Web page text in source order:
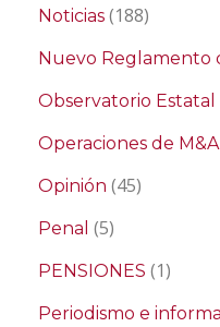
Noticias (188)
Nuevo Reglamento
Observatorio
Operaciones de M&A
Opinión (45)
Penal (5)
PENSIONES (1)
Periodismo e